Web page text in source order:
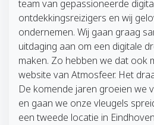
team van gepassioneerde
ontdekkingsreizigers en wij
ondernemen. Wij gaan graag
uitdaging aan om een digitale
maken. Zo hebben we dat ook
website van Atmosfeer. Het
De komende jaren groeien we
en gaan we onze vleugels
een tweede locatie in